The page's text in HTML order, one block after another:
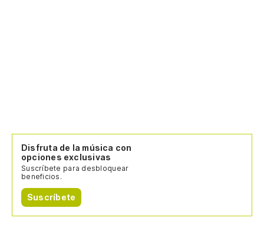
Disfruta de la música con
opciones exclusivas
Suscríbete para desbloquear
beneficios.
Suscríbete